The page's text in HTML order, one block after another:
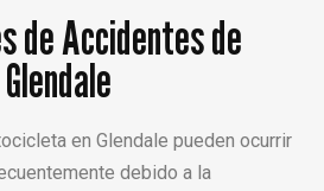
de Accidentes de
en Glendale pueden ocurrir
debido a la